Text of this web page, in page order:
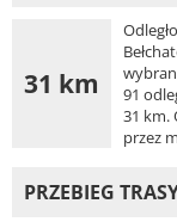
31 km
91
31 km.
przez
PRZEBIEG